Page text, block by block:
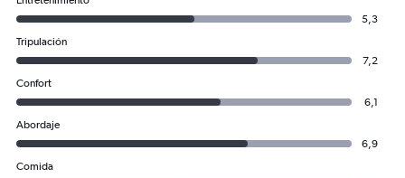
5,3
Tripulación
7,2
Confort
6,1
Abordaje
6,9
Comida